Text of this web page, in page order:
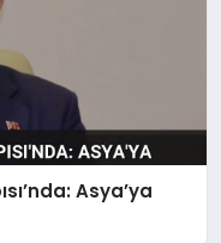
Asya’ya